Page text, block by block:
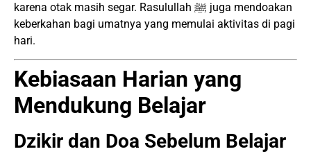
karena otak masih segar. Rasulullah ﷺ juga mendoakan
keberkahan bagi umatnya yang memulai aktivitas di pagi
hari.
Kebiasaan Harian yang
Mendukung Belajar
Dzikir dan Doa Sebelum Belajar